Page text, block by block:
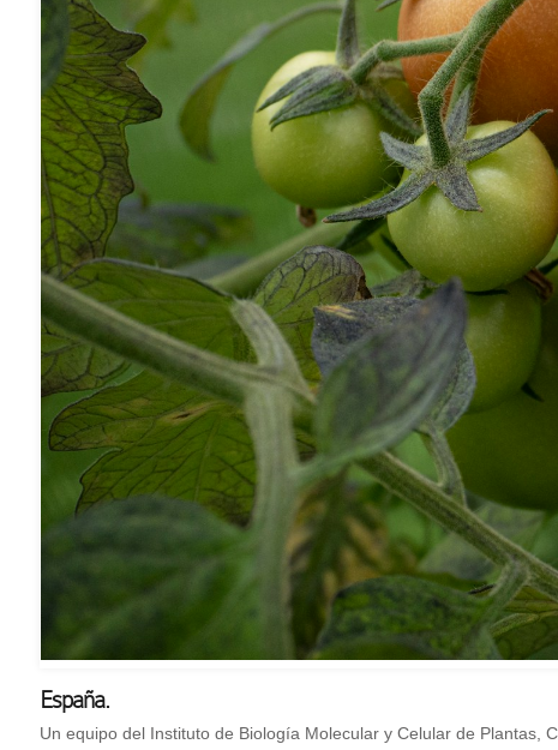
España.
Un equipo del Instituto de Biología Molecular y Celular de Plantas,